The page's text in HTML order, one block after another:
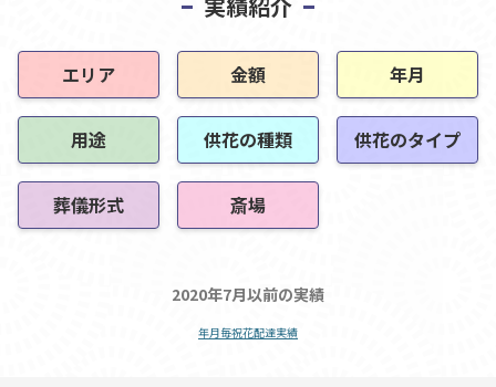
エリア 金額 年月
用途 供花の種類 供花のタイプ
葬儀形式 斎場
2020年7月以前の実績
年月毎祝花配達実績